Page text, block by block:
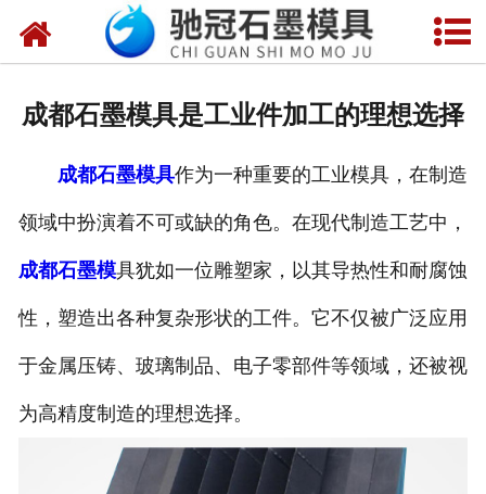
网站首页
联系我们
成都石墨模具是工业件加工的理想选择
成都石墨模具作为一种重要的工业模具，在制造
领域中扮演着不可或缺的角色。在现代制造工艺中，
成都石墨模具犹如一位雕塑家，以其导热性和耐腐蚀
性，塑造出各种复杂形状的工件。它不仅被广泛应用
于金属压铸、玻璃制品、电子零部件等领域，还被视
为高精度制造的理想选择。